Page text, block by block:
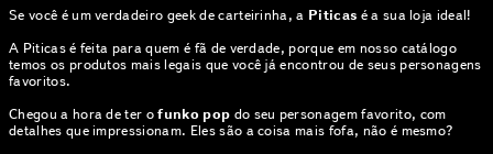
Se você é um verdadeiro geek de carteirinha, a Piticas é a sua loja ideal!
A Piticas é feita para quem é fã de verdade, porque em nosso catálogo
temos os produtos mais legais que você já encontrou de seus personagens
favoritos.
Chegou a hora de ter ofunko pop do seu personagem favorito, com
detalhes que impressionam. Eles são a coisa mais fofa, não é mesmo?